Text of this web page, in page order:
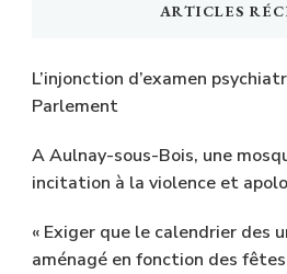
ARTICLES
L’injonction d’examen
Parlement
A Aulnay-sous-Bois, une
incitation à la violence et
« Exiger que le calendrier des
aménagé en fonction des